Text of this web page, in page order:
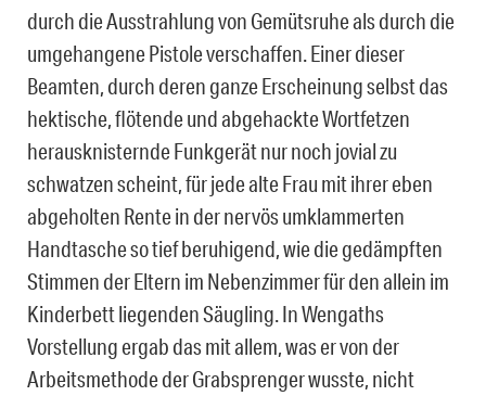
durch die Ausstrahlung von Gemütsruhe als durch die
umgehangene Pistole verschaffen. Einer dieser
Beamten, durch deren ganze Erscheinung selbst das
hektische, flötende und abgehackte Wortfetzen
herausknisternde Funkgerät nur noch jovial zu
schwatzen scheint, für jede alte Frau mit ihrer eben
abgeholten Rente in der nervös umklammerten
Handtasche so tief beruhigend, wie die gedämpften
Stimmen der Eltern im Nebenzimmer für den allein im
Kinderbett liegenden Säugling. In Wengaths
Vorstellung ergab das mit allem, was er von der
Arbeitsmethode der Grabsprenger wusste, nicht